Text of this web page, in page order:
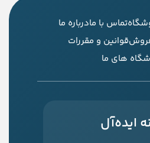
تماس با مادرباره ما
قوانین و مقررات
های ما
ایده‌آل